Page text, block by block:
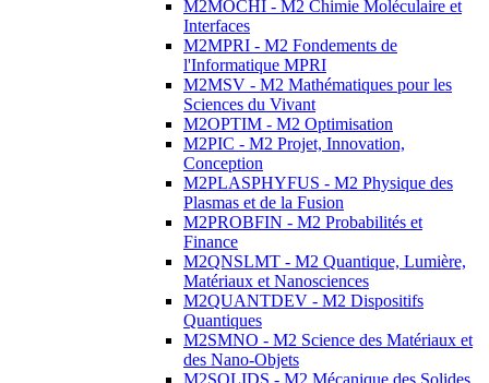
M2MOCHI - M2 Chimie Moléculaire et
Interfaces
M2MPRI - M2 Fondements de
l'Informatique MPRI
M2MSV - M2 Mathématiques pour les
Sciences du Vivant
M2OPTIM - M2 Optimisation
M2PIC - M2 Projet, Innovation,
Conception
M2PLASPHYFUS - M2 Physique des
Plasmas et de la Fusion
M2PROBFIN - M2 Probabilités et
Finance
M2QNSLMT - M2 Quantique, Lumière,
Matériaux et Nanosciences
M2QUANTDEV - M2 Dispositifs
Quantiques
M2SMNO - M2 Science des Matériaux et
des Nano-Objets
M2SOLIDS - M2 Mécanique des Solides